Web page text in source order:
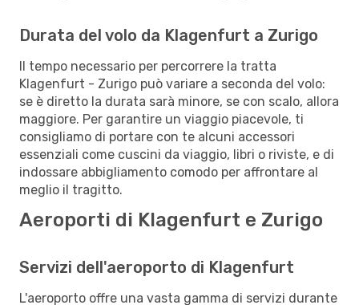
Durata del volo da Klagenfurt a Zurigo
Il tempo necessario per percorrere la tratta
Klagenfurt - Zurigo può variare a seconda del volo:
se è diretto la durata sarà minore, se con scalo, allora
maggiore. Per garantire un viaggio piacevole, ti
consigliamo di portare con te alcuni accessori
essenziali come cuscini da viaggio, libri o riviste, e di
indossare abbigliamento comodo per affrontare al
meglio il tragitto.
Aeroporti di Klagenfurt e Zurigo
Servizi dell'aeroporto di Klagenfurt
L'aeroporto offre una vasta gamma di servizi durante